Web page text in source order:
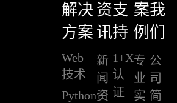
解决
方案
Web
技术
Python
资
讯
新
闻
资
支
持
1+X
认
证
案
例
专
业
实
我
们
公
司
简